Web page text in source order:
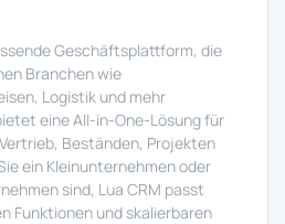
Geschäftsplattform, die
Branchen wie
Logistik und mehr
eine All-in-One-Lösung für
Beständen, Projekten
ein Kleinunternehmen oder
sind, Lua CRM passt
Funktionen und skalierbaren